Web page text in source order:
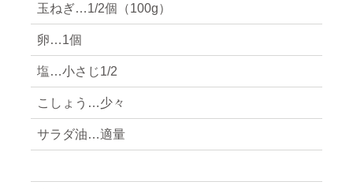
玉ねぎ…1/2個（100g）
卵…1個
塩…小さじ1/2
こしょう…少々
サラダ油…適量